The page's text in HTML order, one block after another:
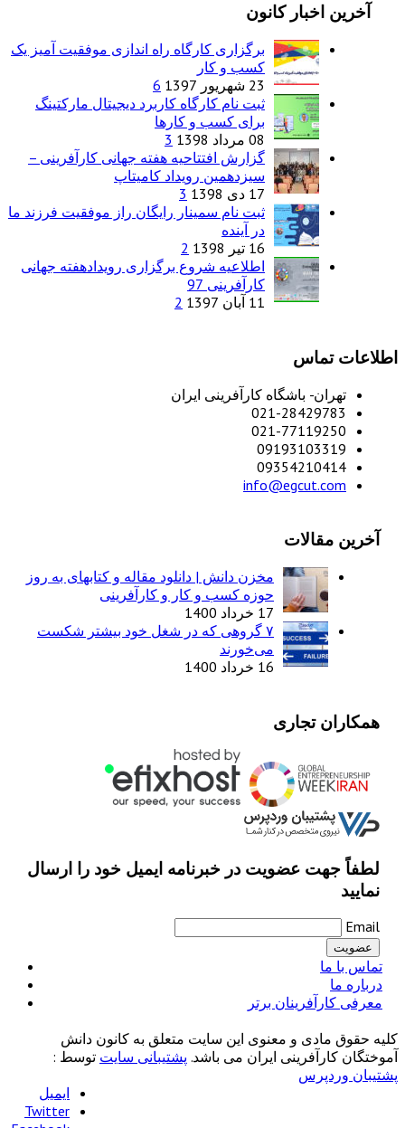
آخرین اخبار کانون
برگزاری کارگاه راه اندازی موفقیت آمیز یک
کسب و کار
23 شهریور 1397
6
ثبت نام کارگاه کاربرد دیجیتال مارکتینگ
برای کسب و کارها
08 مرداد 1398
3
گزارش افتتاحیه هفته جهانی کارآفرینی –
سیزدهمین رویداد کامیتاپ
17 دی 1398
3
ثبت نام سمینار رایگان راز موفقیت فرزند ما
در آینده
16 تیر 1398
2
اطلاعیه شروع برگزاری رویدادهفته جهانی
کارآفرینی 97
11 آبان 1397
2
اطلاعات تماس
تهران- باشگاه کارآفرینی ایران
021-28429783
021-77119250
09193103319
09354210414
info@egcut.com
آخرین مقالات
مخزن دانش | دانلود مقاله و کتابهای به روز
حوزه کسب و کار و کارآفرینی
17 خرداد 1400
۷ گروهی که در شغل خود بیشتر شکست
می‌خورند
16 خرداد 1400
همکاران تجاری
لطفاً جهت عضویت در خبرنامه ایمیل خود را ارسال
نمایید
Email
تماس با ما
درباره ما
معرفی کارآفرینان برتر
کلیه حقوق مادی و معنوی این سایت متعلق به کانون دانش
آموختگان کارآفرینی ایران می باشد. پشتیبانی سایت توسط :
پشتیبان وردپرس
ایمیل
Twitter